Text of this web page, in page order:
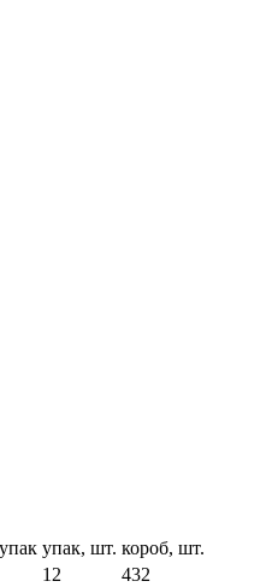
упак, шт. короб, шт.
12
432